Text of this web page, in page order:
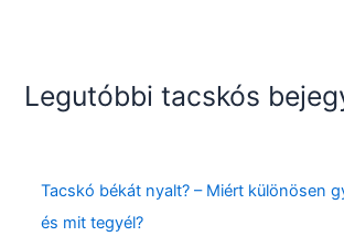
Legutóbbi tacskós
Tacskó békát nyalt? – Miért különösen
és mit tegyél?